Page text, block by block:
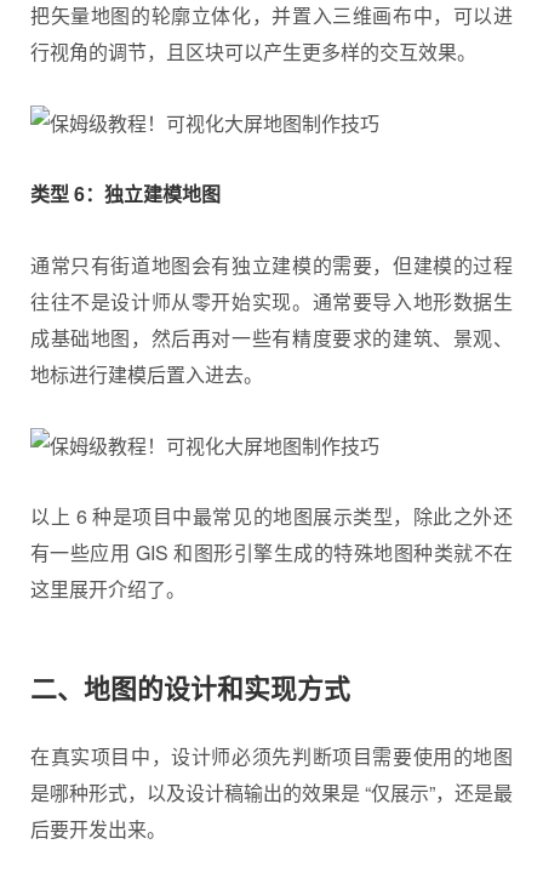
把矢量地图的轮廓立体化，并置入三维画布中，可以进
行视角的调节，且区块可以产生更多样的交互效果。
类型 6：独立建模地图
通常只有街道地图会有独立建模的需要，但建模的过程
往往不是设计师从零开始实现。通常要导入地形数据生
成基础地图，然后再对一些有精度要求的建筑、景观、
地标进行建模后置入进去。
以上 6 种是项目中最常见的地图展示类型，除此之外还
有一些应用 GIS 和图形引擎生成的特殊地图种类就不在
这里展开介绍了。
二、地图的设计和实现方式
在真实项目中，设计师必须先判断项目需要使用的地图
是哪种形式，以及设计稿输出的效果是 “仅展示”，还是最
后要开发出来。